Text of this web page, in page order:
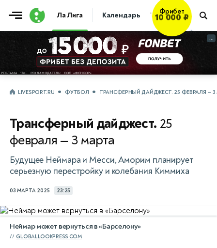
Ла Лига Календарь Таблица
Фрибет
10 000 ₽
...
...
LIVESPORT.RU ФУТБОЛ ТРАНСФЕРНЫЙ ДАЙДЖЕСТ. 25 ФЕВРАЛЯ — 3
Трансферный дайджест. 25
февраля — 3 марта
Будущее Неймара и Месси, Аморим планирует
серьезную перестройку и колебания Киммиха
03 МАРТА 2025 23:25
Неймар может вернуться в «Барселону»
GLOBALLOOKPRESS.COM